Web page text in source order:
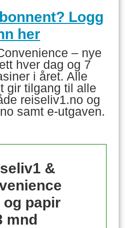
Logg
her
– nye
hver dag og 7
i året. Alle
gir tilgang til alle
reiseliv1.no og
samt e-utgaven.
&
og papir
mnd